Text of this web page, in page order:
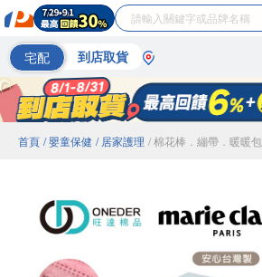
宅配 到店取貨
首頁 / 嬰童保健 / 居家護理 / 棉花棒．繃帶．暖暖包